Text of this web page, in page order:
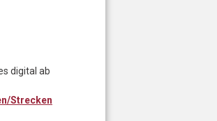
digital ab
Strecken